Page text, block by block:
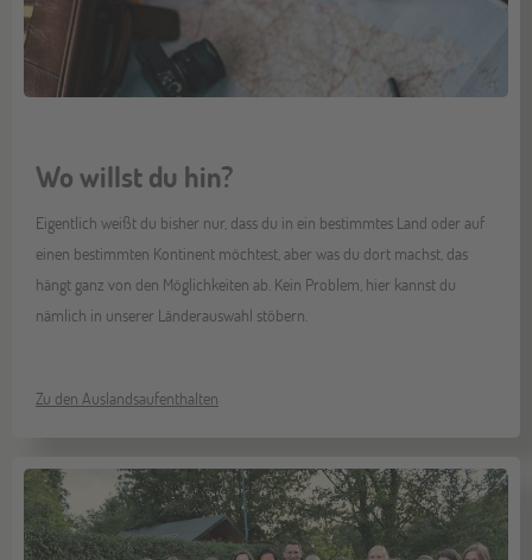
Wo willst du hin?
Eigentlich weißt du bisher nur, dass du in ein bestimmtes Land oder auf
einen bestimmten Kontinent möchtest, aber was du dort machst, das
hängt ganz von den Möglichkeiten ab. Kein Problem, hier kannst du
nämlich in unserer Länderauswahl stöbern.
Zu den Auslandsaufenthalten